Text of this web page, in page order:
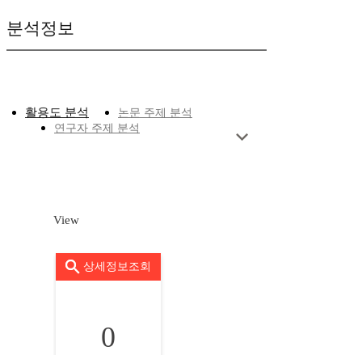
분석정보
활용도 분석
논문 주제 분석
연구자 주제 분석
View
상세정보조회
0